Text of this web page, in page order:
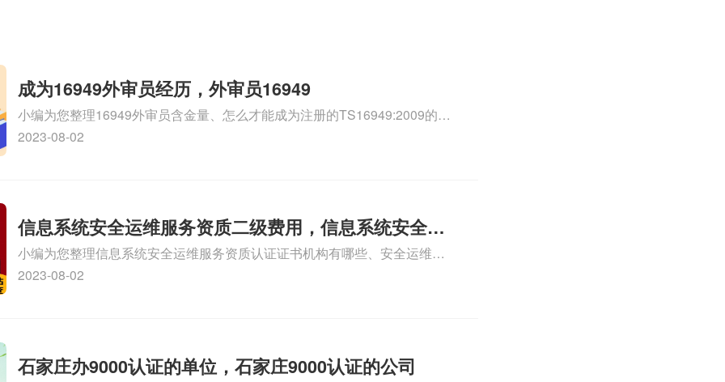
成为16949外审员经历，外审员16949
小编为您整理16949外审员含金量、怎么才能成为注册的TS16949:2009的外
审员、我也想16949外审员，不过不了解具体情况、iso9000外审员、
2023-08-02
信息系统安全运维服务资质二级费用，信息系统安全运
维服务资质二级
小编为您整理信息系统安全运维服务资质认证证书机构有哪些、安全运维服
务资质的费用是多少啊、安全运维服务资质哪家便宜、安全运维服务资质认
2023-08-02
石家庄办9000认证的单位，石家庄9000认证的公司